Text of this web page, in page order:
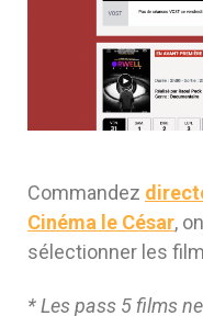
Commandez
Cinéma le César,
sélectionner les
* Les pass 5 films